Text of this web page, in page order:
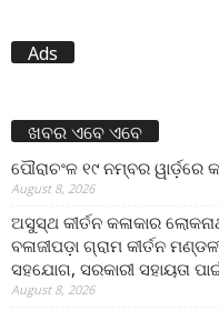
Ads
ଖବର ଏବେ ଏବେ
ପୌରାଚଂଳ ୧୯ ନମ୍ବର
August 8, 2026
ଅସୁସ୍ଥ କୀର୍ତନ କଳାକାର
ବଳାଜୀପଡ଼ା ଗ୍ରାମ କୀର୍ତନ
ସହଯୋଗ, ସରକାରୀ ସହାୟତା
August 8, 2026